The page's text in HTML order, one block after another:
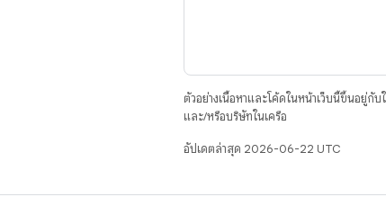
ตัวอย่างเนื้อหาและโค้ดในหน้าเว็บนี้ขึ้นอยู่กั
และ/หรือบริษัทในเครือ
อัปเดตล่าสุด 2026-06-22 UTC